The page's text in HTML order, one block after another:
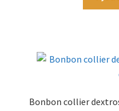
Bonbon collier